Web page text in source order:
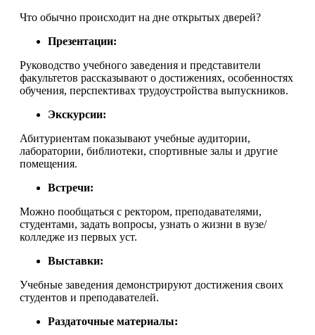
Что обычно происходит на дне открытых дверей?
Презентации:
Руководство учебного заведения и представители
факультетов рассказывают о достижениях, особенностях
обучения, перспективах трудоустройства выпускников.
Экскурсии:
Абитуриентам показывают учебные аудитории,
лаборатории, библиотеки, спортивные залы и другие
помещения.
Встречи:
Можно пообщаться с ректором, преподавателями,
студентами, задать вопросы, узнать о жизни в вузе/
колледже из первых уст.
Выставки:
Учебные заведения демонстрируют достижения своих
студентов и преподавателей.
Раздаточные материалы: